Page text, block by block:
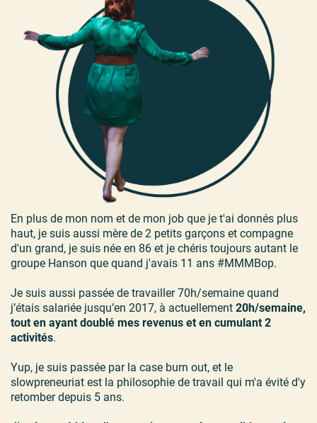
En plus de mon nom et de mon job que je t'ai donnés plus
haut, je suis aussi mère de 2 petits garçons et compagne
d'un grand, je suis née en 86 et je chéris toujours autant le
groupe Hanson que quand j'avais 11 ans #MMMBop.
Je suis aussi passée de travailler 70h/semaine quand
j’étais salariée jusqu’en 2017, à actuellement 20h/semaine,
tout en ayant doublé mes revenus et en cumulant 2
activités.
Yup, je suis passée par la case burn out, et le
slowpreneuriat est la philosophie de travail qui m'a évité d'y
retomber depuis 5 ans.